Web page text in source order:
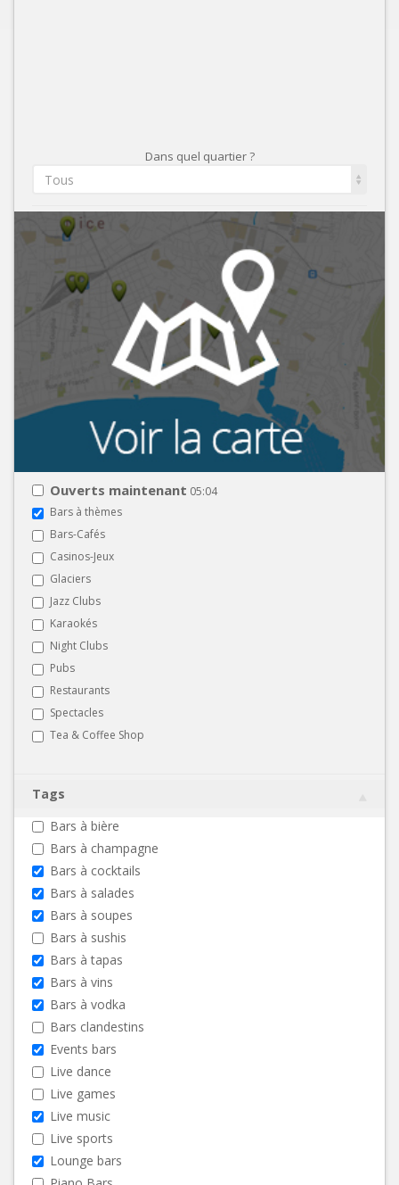
Dans quel quartier ?
Tous
Ouverts maintenant 05:04
Bars à thèmes
Bars-Cafés
Casinos-Jeux
Glaciers
Jazz Clubs
Karaokés
Night Clubs
Pubs
Restaurants
Spectacles
Tea & Coffee Shop
Tags
Bars à bière
Bars à champagne
Bars à cocktails
Bars à salades
Bars à soupes
Bars à sushis
Bars à tapas
Bars à vins
Bars à vodka
Bars clandestins
Events bars
Live dance
Live games
Live music
Live sports
Lounge bars